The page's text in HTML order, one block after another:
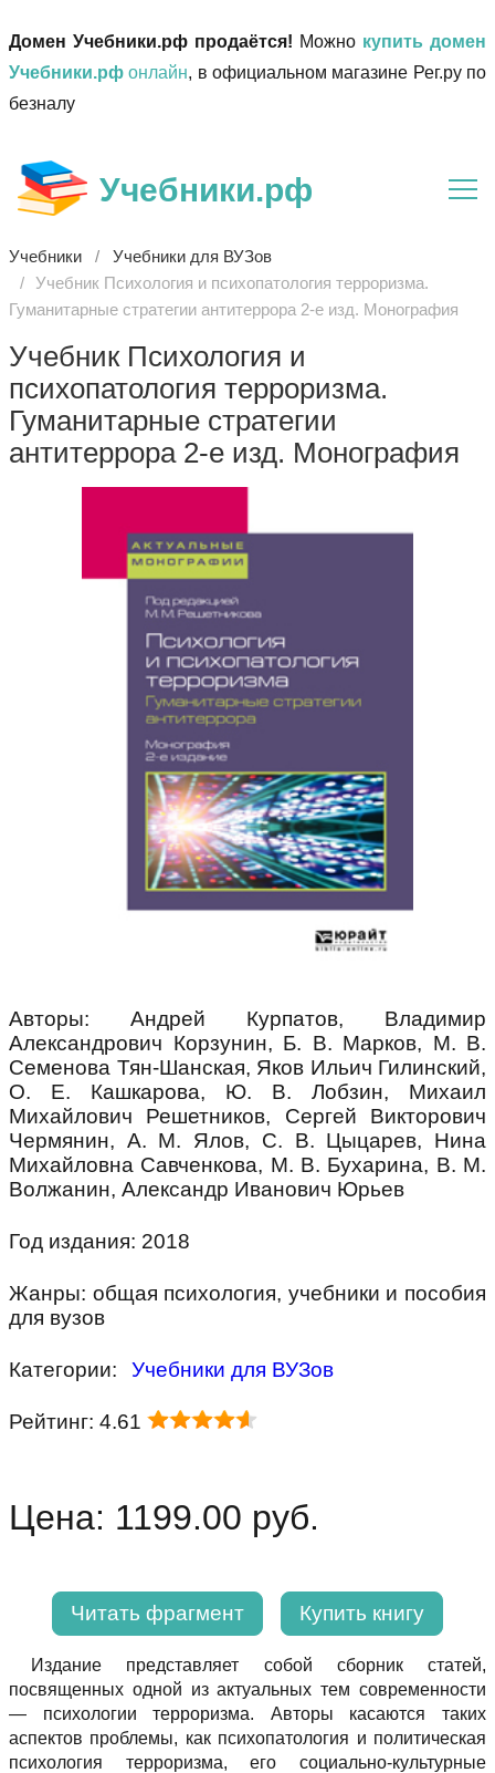
Домен Учебники.рф продаётся! Можно купить домен
Учебники.рф онлайн, в официальном магазине Рег.ру по
безналу
Учебники.рф
Учебники
Учебники для ВУЗов
Учебник Психология и психопатология терроризма.
Гуманитарные стратегии антитеррора 2-е изд. Монография
Учебник Психология и
психопатология терроризма.
Гуманитарные стратегии
антитеррора 2-е изд. Монография
Авторы: Андрей Курпатов, Владимир
Александрович Корзунин, Б. В. Марков, М. В.
Семенова Тян-Шанская, Яков Ильич Гилинский,
О. Е. Кашкарова, Ю. В. Лобзин, Михаил
Михайлович Решетников, Сергей Викторович
Чермянин, А. М. Ялов, С. В. Цыцарев, Нина
Михайловна Савченкова, М. В. Бухарина, В. М.
Волжанин, Александр Иванович Юрьев
Год издания: 2018
Жанры: общая психология, учебники и пособия
для вузов
Категории: Учебники для ВУЗов
Рейтинг: 4.61
Цена: 1199.00 руб.
Читать фрагмент Купить книгу
Издание представляет собой сборник статей,
посвященных одной из актуальных тем современности
— психологии терроризма. Авторы касаются таких
аспектов проблемы, как психопатология и политическая
психология терроризма, его социально-культурные